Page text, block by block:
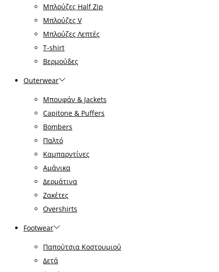
Μπλούζες Half Zip
Μπλούζες V
Μπλούζες Λεπτές
T-shirt
Βερμούδες
Outerwear
Μπουφάν & Jackets
Capitone & Puffers
Bombers
Παλτό
Καμπαρντίνες
Αμάνικα
Δερμάτινα
Ζακέτες
Overshirts
Footwear
Παπούτσια Κοστουμιού
Δετά